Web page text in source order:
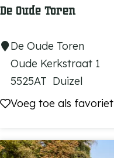
u
s
De Oude Toren
D
u
T
De Oude Toren
Oude Kerkstraat 1
5525AT Duizel
Voeg toe als favoriet
Voeg toe als favoriet